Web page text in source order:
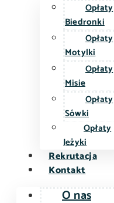
Opłaty
Biedronki
Opłaty
Motylki
Opłaty
Misie
Opłaty
Sówki
Opłaty
Jeżyki
Rekrutacja
Kontakt
O nas